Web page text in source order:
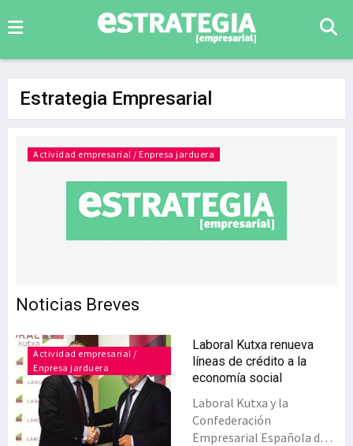
Estrategia Empresarial
Noticias Breves
Actividad empresarial / Enpresa jarduera
Actividad empresarial /
Enpresa jarduera
Laboral Kutxa renueva
líneas de crédito a la
economía social
Laboral Kutxa y la
Confederación
Empresarial Española de